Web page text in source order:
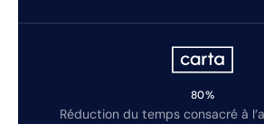
80%
Réduction du temps consacré à